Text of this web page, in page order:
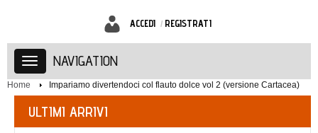
ACCEDI REGISTRATI
NAVIGATION
Home Impariamo divertendoci col flauto dolce vol 2 (versione Cartacea)
ULTIMI ARRIVI